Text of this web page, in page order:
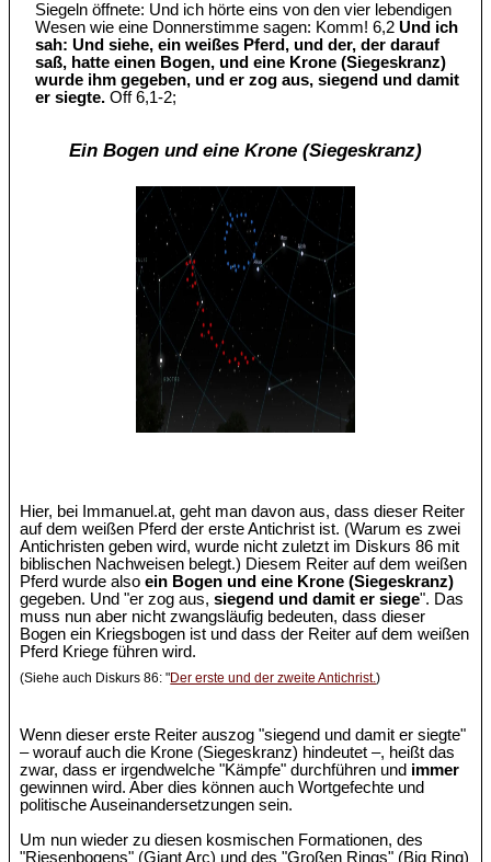
Siegeln öffnete: Und ich hörte eins von den vier lebendigen
Wesen wie eine Donnerstimme sagen: Komm! 6,2Und ich
sah: Und siehe, ein weißes Pferd, und der, der darauf
saß, hatte einen Bogen, und eine Krone (Siegeskranz)
wurde ihm gegeben, und er zog aus, siegend und damit
er siegte. Off 6,1-2;
Ein Bogen und eine Krone (Siegeskranz)
Hier, bei Immanuel.at, geht man davon aus, dass dieser Reiter
auf dem weißen Pferd der erste Antichrist ist. (Warum es zwei
Antichristen geben wird, wurde nicht zuletzt im Diskurs 86 mit
biblischen Nachweisen belegt.) Diesem Reiter auf dem weißen
Pferd wurde alsoein Bogen und eine Krone (Siegeskranz)
gegeben. Und "er zog aus,siegend und damit er siege". Das
muss nun aber nicht zwangsläufig bedeuten, dass dieser
Bogen ein Kriegsbogen ist und dass der Reiter auf dem weißen
Pferd Kriege führen wird.
(Siehe auch Diskurs 86: "Der erste und der zweite Antichrist.)
Wenn dieser erste Reiter auszog "siegend und damit er siegte"
– worauf auch die Krone (Siegeskranz) hindeutet –, heißt das
zwar, dass er irgendwelche "Kämpfe" durchführen und immer
gewinnen wird. Aber dies können auch Wortgefechte und
politische Auseinandersetzungen sein.
Um nun wieder zu diesen kosmischen Formationen, des
"Riesenbogens" (Giant Arc) und des "Großen Rings" (Big Ring)